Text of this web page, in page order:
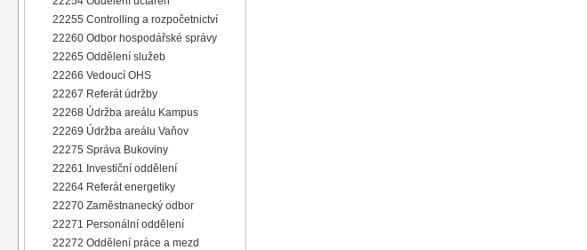
22255 Controlling a rozpočetnictví
22260 Odbor hospodářské správy
22265 Oddělení služeb
22266 Vedoucí OHS
22267 Referát údržby
22268 Údržba areálu Kampus
22269 Údržba areálu Vaňov
22275 Správa Bukoviny
22261 Investiční oddělení
22264 Referát energetiky
22270 Zaměstnanecký odbor
22271 Personální oddělení
22272 Oddělení práce a mezd